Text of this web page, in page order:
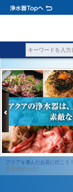
アクアを選んだお店に行こう！
布良瀬(めらせ)